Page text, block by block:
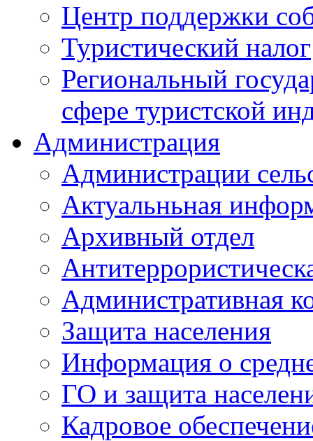
Центр поддержки
Туристический налог
Региональный
сфере туристской
Администрация
Администрации
Актуальньная
Архивный отдел
Административная
Защита населения
Информация о
ГО и защита
Кадровое